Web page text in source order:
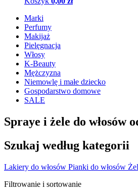
Marki
Perfumy
Makijaż
Pielęgnacja
Włosy
K-Beauty
Mężczyzna
Niemowlę i małe dziecko
Gospodarstwo domowe
SALE
Spraye i żele do włosów
Szukaj według kategorii
Lakiery do włosów Pianki do włosów
Filtrowanie i sortowanie